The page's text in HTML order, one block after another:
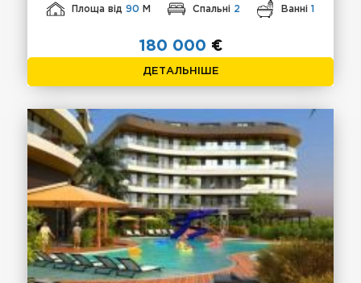
Площа від90 М Спальні 2 Ванні 1
180 000 €
ДЕТАЛЬНІШЕ